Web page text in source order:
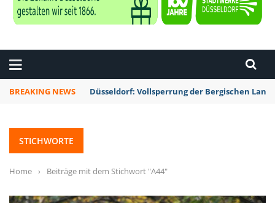
BREAKING NEWS Düsseldorf: Vollsperrung der Bergischen
STICHWORTE
Home › Beiträge mit dem Stichwort "A44"